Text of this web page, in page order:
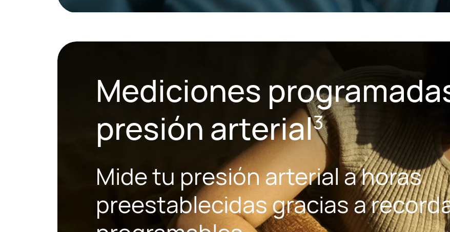
Mediciones
presión arterial3
Mide tu presión arterial a horas
preestablecidas gracias a